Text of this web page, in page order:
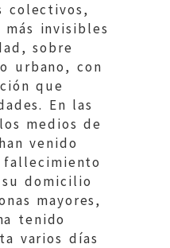
colectivos,
invisibles
sobre
urbano, con
que
En las
medios de
venido
fallecimiento
domicilio
mayores,
tenido
varios días